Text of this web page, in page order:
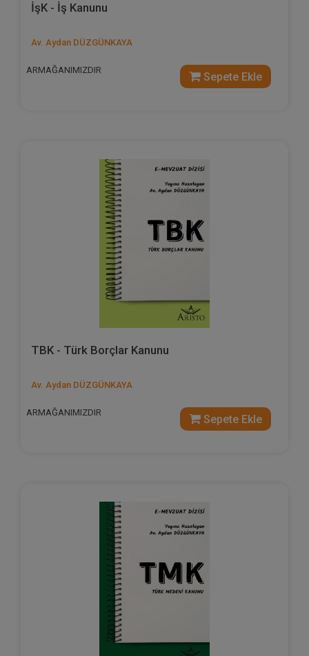
İşK - İş Kanunu
Av. Aydan DÜZGÜNKAYA
ARMAĞANIMIZDIR
Sepete Ekle
TBK - Türk Borçlar Kanunu
Av. Aydan DÜZGÜNKAYA
ARMAĞANIMIZDIR
Sepete Ekle